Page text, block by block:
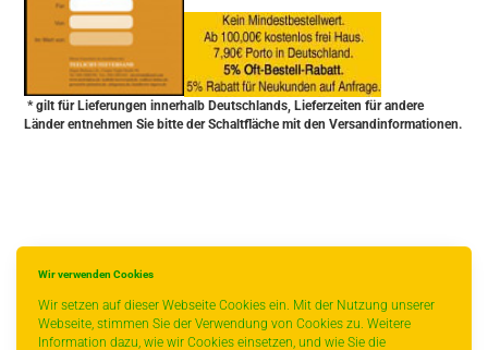
Wir verwenden Cookies
Wir setzen auf dieser Webseite Cookies ein. Mit der Nutzung unserer
Webseite, stimmen Sie der Verwendung von Cookies zu. Weitere
Information dazu, wie wir Cookies einsetzen, und wie Sie die
* gilt für Lieferungen innerhalb Deutschlands, Lieferzeiten für andere
Länder entnehmen Sie bitte der Schaltfläche mit den Versandinformationen.